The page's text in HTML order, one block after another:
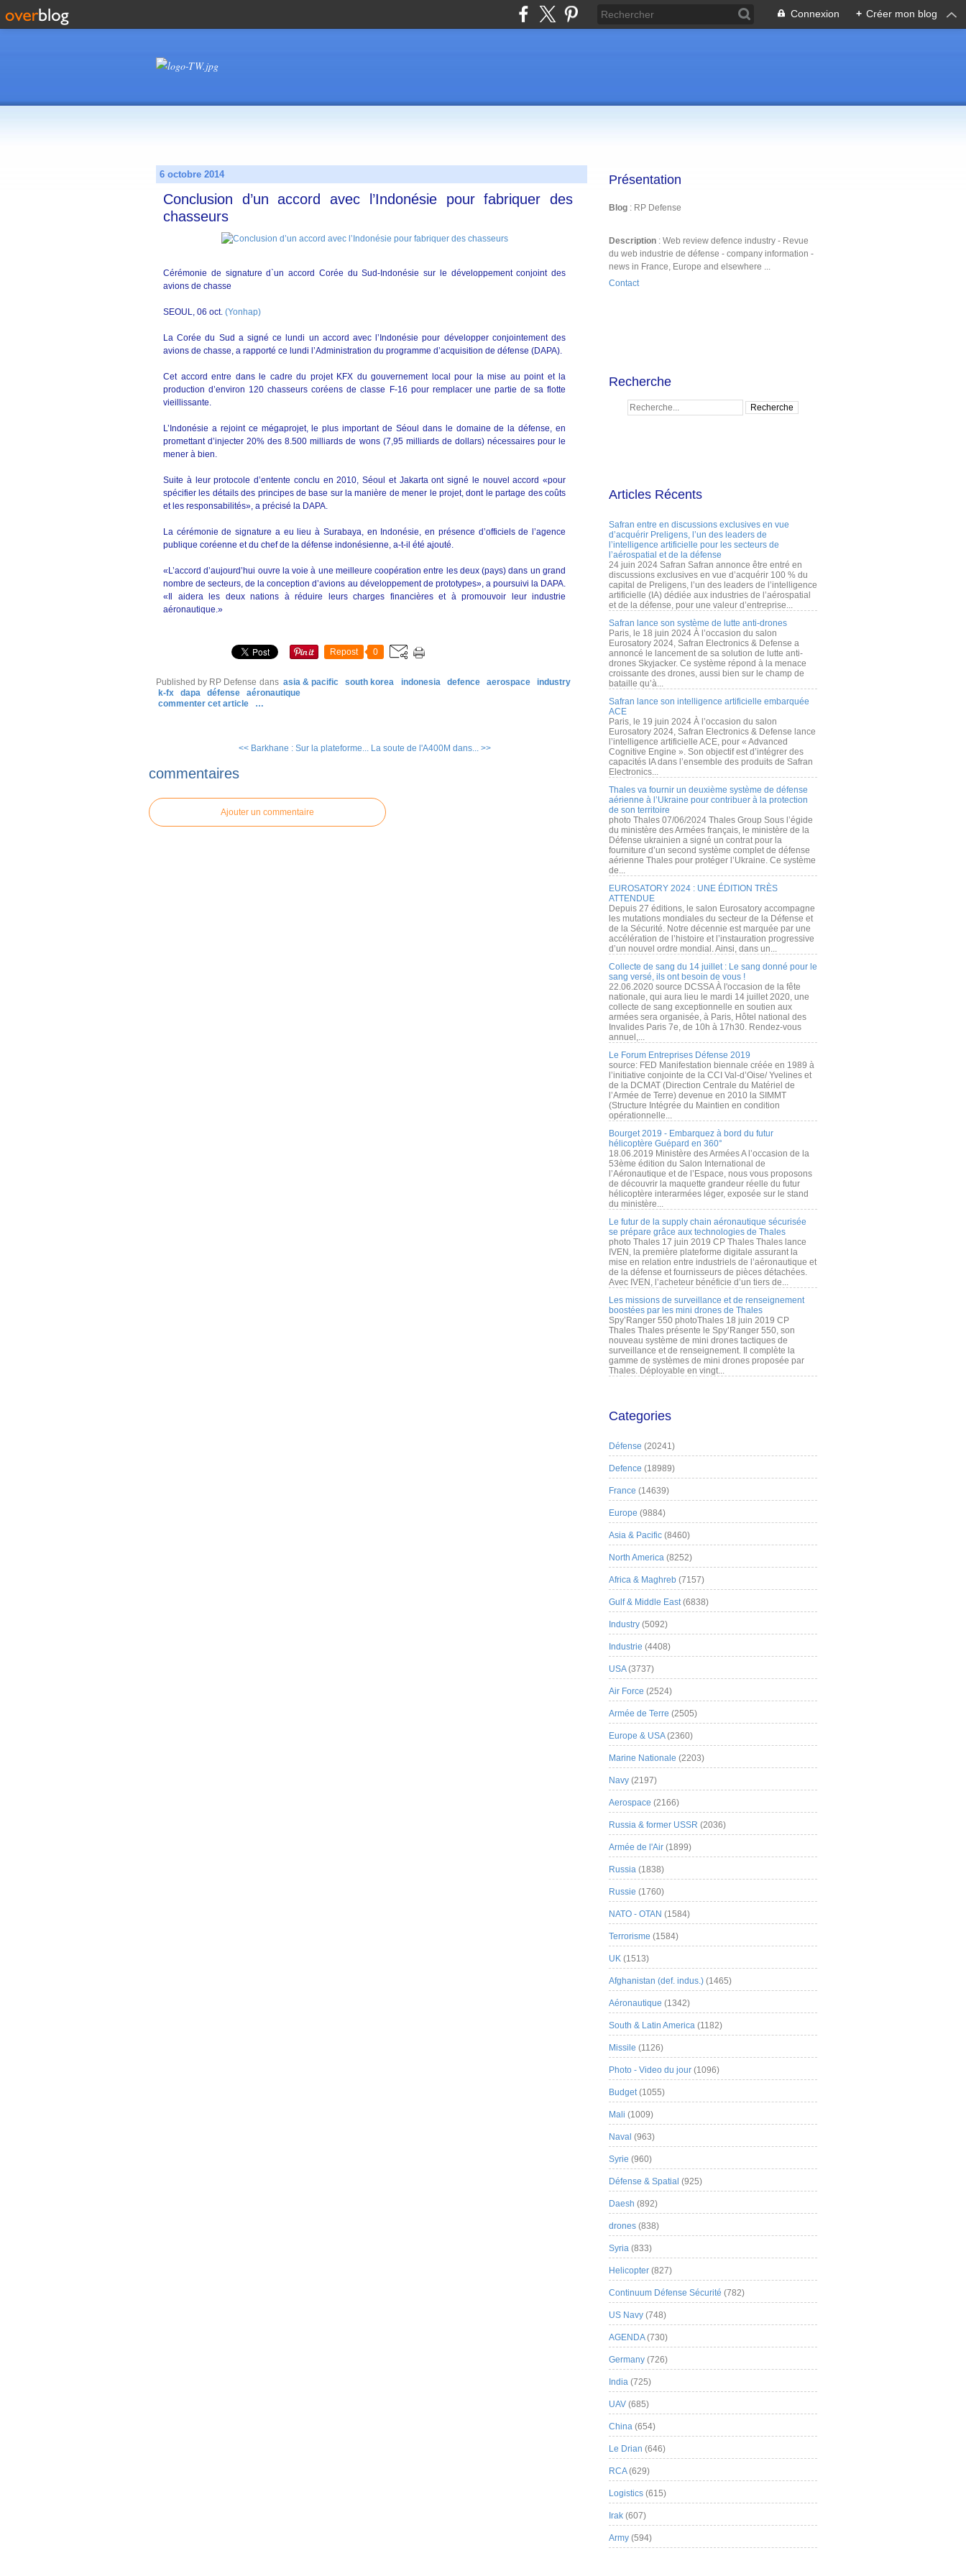
Connexion + Créer mon blog
6 octobre 2014
Conclusion d’un accord avec l’Indonésie pour fabriquer des
chasseurs
Cérémonie de signature d`un accord Corée du Sud-Indonésie sur le développement conjoint des
avions de chasse
SEOUL, 06 oct. (Yonhap)
La Corée du Sud a signé ce lundi un accord avec l’Indonésie pour développer conjointement des
avions de chasse, a rapporté ce lundi l’Administration du programme d’acquisition de défense (DAPA).
Cet accord entre dans le cadre du projet KFX du gouvernement local pour la mise au point et la
production d’environ 120 chasseurs coréens de classe F-16 pour remplacer une partie de sa flotte
vieillissante.
L’Indonésie a rejoint ce mégaprojet, le plus important de Séoul dans le domaine de la défense, en
promettant d’injecter 20% des 8.500 milliards de wons (7,95 milliards de dollars) nécessaires pour le
mener à bien.
Suite à leur protocole d’entente conclu en 2010, Séoul et Jakarta ont signé le nouvel accord «pour
spécifier les détails des principes de base sur la manière de mener le projet, dont le partage des coûts
et les responsabilités», a précisé la DAPA.
La cérémonie de signature a eu lieu à Surabaya, en Indonésie, en présence d’officiels de l’agence
publique coréenne et du chef de la défense indonésienne, a-t-il été ajouté.
«L’accord d’aujourd’hui ouvre la voie à une meilleure coopération entre les deux (pays) dans un grand
nombre de secteurs, de la conception d’avions au développement de prototypes», a poursuivi la DAPA.
«Il aidera les deux nations à réduire leurs charges financières et à promouvoir leur industrie
aéronautique.»
Repost 0
Published by RP Defense dans asia & pacific south korea indonesia defence aerospace
industry
k-fx
dapa défense
aéronautique
commenter cet article
…
<< Barkhane : Sur la plateforme... La soute de l'A400M dans... >>
commentaires
Ajouter un commentaire
Présentation
Blog : RP Defense
Description : Web review defence industry - Revue
du web industrie de défense - company information -
news in France, Europe and elsewhere ...
Contact
Recherche
Articles Récents
Safran entre en discussions exclusives en vue
d’acquérir Preligens, l’un des leaders de
l’intelligence artificielle pour les secteurs de
l’aérospatial et de la défense
24 juin 2024 Safran Safran annonce être entré en
discussions exclusives en vue d’acquérir 100 % du
capital de Preligens, l’un des leaders de l’intelligence
artificielle (IA) dédiée aux industries de l’aérospatial
et de la défense, pour une valeur d’entreprise...
Safran lance son système de lutte anti-drones
Paris, le 18 juin 2024 À l’occasion du salon
Eurosatory 2024, Safran Electronics & Defense a
annoncé le lancement de sa solution de lutte anti-
drones Skyjacker. Ce système répond à la menace
croissante des drones, aussi bien sur le champ de
bataille qu’à...
Safran lance son intelligence artificielle embarquée
ACE
Paris, le 19 juin 2024 À l’occasion du salon
Eurosatory 2024, Safran Electronics & Defense lance
l’intelligence artificielle ACE, pour « Advanced
Cognitive Engine ». Son objectif est d’intégrer des
capacités IA dans l’ensemble des produits de Safran
Electronics...
Thales va fournir un deuxième système de défense
aérienne à l’Ukraine pour contribuer à la protection
de son territoire
photo Thales 07/06/2024 Thales Group Sous l’égide
du ministère des Armées français, le ministère de la
Défense ukrainien a signé un contrat pour la
fourniture d’un second système complet de défense
aérienne Thales pour protéger l’Ukraine. Ce système
de...
EUROSATORY 2024 : UNE ÉDITION TRÈS
ATTENDUE
Depuis 27 éditions, le salon Eurosatory accompagne
les mutations mondiales du secteur de la Défense et
de la Sécurité. Notre décennie est marquée par une
accélération de l’histoire et l’instauration progressive
d’un nouvel ordre mondial. Ainsi, dans un...
Collecte de sang du 14 juillet : Le sang donné pour le
sang versé, ils ont besoin de vous !
22.06.2020 source DCSSA À l'occasion de la fête
nationale, qui aura lieu le mardi 14 juillet 2020, une
collecte de sang exceptionnelle en soutien aux
armées sera organisée, à Paris, Hôtel national des
Invalides Paris 7e, de 10h à 17h30. Rendez-vous
annuel,...
Le Forum Entreprises Défense 2019
source: FED Manifestation biennale créée en 1989 à
l’initiative conjointe de la CCI Val-d’Oise/ Yvelines et
de la DCMAT (Direction Centrale du Matériel de
l’Armée de Terre) devenue en 2010 la SIMMT
(Structure Intégrée du Maintien en condition
opérationnelle...
Bourget 2019 - Embarquez à bord du futur
hélicoptère Guépard en 360°
18.06.2019 Ministère des Armées A l’occasion de la
53ème édition du Salon International de
l’Aéronautique et de l’Espace, nous vous proposons
de découvrir la maquette grandeur réelle du futur
hélicoptère interarmées léger, exposée sur le stand
du ministère...
Le futur de la supply chain aéronautique sécurisée
se prépare grâce aux technologies de Thales
photo Thales 17 juin 2019 CP Thales Thales lance
IVEN, la première plateforme digitale assurant la
mise en relation entre industriels de l’aéronautique et
de la défense et fournisseurs de pièces détachées.
Avec IVEN, l’acheteur bénéficie d’un tiers de...
Les missions de surveillance et de renseignement
boostées par les mini drones de Thales
Spy’Ranger 550 photoThales 18 juin 2019 CP
Thales Thales présente le Spy’Ranger 550, son
nouveau système de mini drones tactiques de
surveillance et de renseignement. Il complète la
gamme de systèmes de mini drones proposée par
Thales. Déployable en vingt...
Categories
Défense (20241)
Defence (18989)
France (14639)
Europe (9884)
Asia & Pacific (8460)
North America (8252)
Africa & Maghreb (7157)
Gulf & Middle East(6838)
Industry (5092)
Industrie (4408)
USA(3737)
Air Force (2524)
Armée de Terre (2505)
Europe & USA(2360)
Marine Nationale (2203)
Navy (2197)
Aerospace (2166)
Russia & former USSR (2036)
Armée de l'Air (1899)
Russia (1838)
Russie (1760)
NATO - OTAN (1584)
Terrorisme (1584)
UK (1513)
Afghanistan (def. indus.) (1465)
Aéronautique (1342)
South & Latin America (1182)
Missile (1126)
Photo - Video du jour (1096)
Budget(1055)
Mali (1009)
Naval (963)
Syrie (960)
Défense & Spatial (925)
Daesh (892)
drones (838)
Syria (833)
Helicopter (827)
Continuum Défense Sécurité (782)
US Navy (748)
AGENDA(730)
Germany (726)
India (725)
UAV (685)
China (654)
Le Drian (646)
RCA(629)
Logistics (615)
Irak (607)
Army (594)